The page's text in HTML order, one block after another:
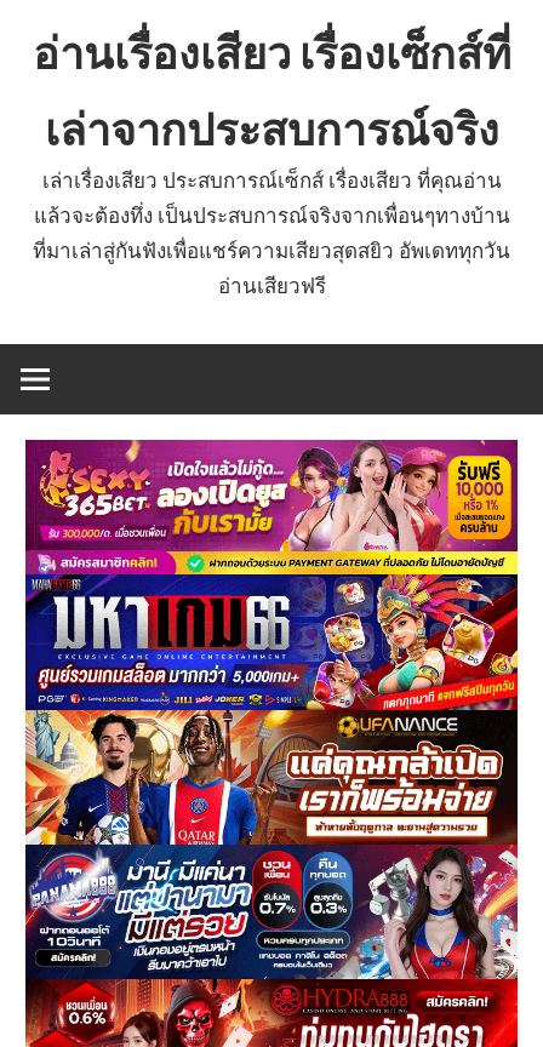
อ่านเรื่องเสียว เรื่องเซ็กส์ที่
เล่าจากประสบการณ์จริง
เล่าเรื่องเสียว ประสบการณ์เซ็กส์ เรื่องเสียว ที่คุณอ่าน
แล้วจะต้องทึ่ง เป็นประสบการณ์จริงจากเพื่อนๆทางบ้าน
ที่มาเล่าสู่กันฟังเพื่อแชร์ความเสียวสุดสยิว อัพเดททุกวัน
อ่านเสียวฟรี